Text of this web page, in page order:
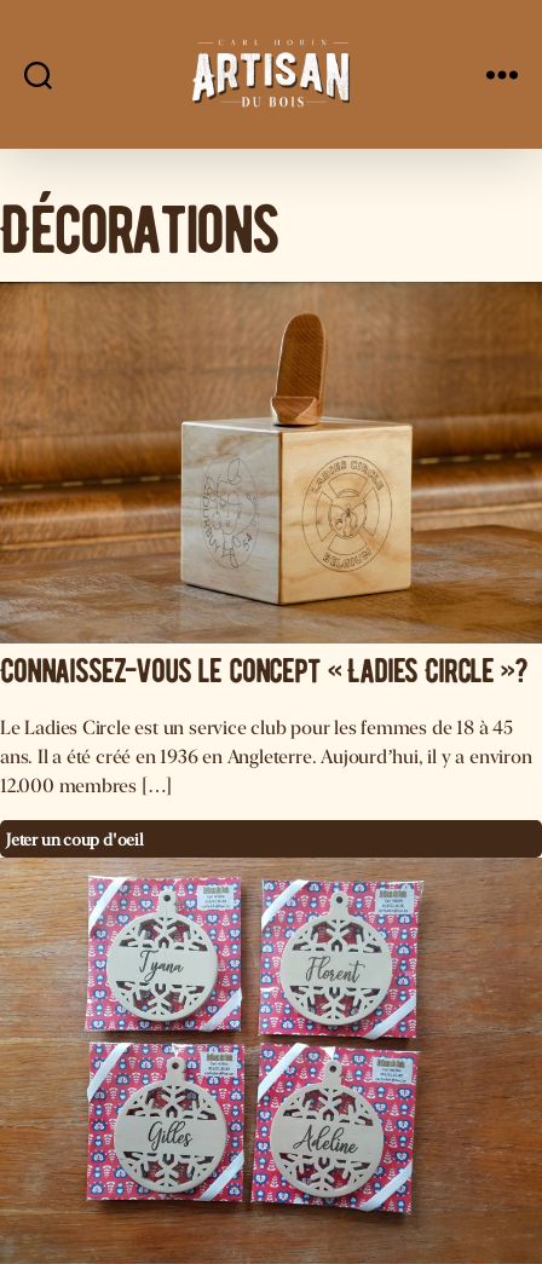
Décorations
Connaissez-vous le concept « Ladies Circle »?
Le Ladies Circle est un service club pour les femmes de 18 à 45
ans. Il a été créé en 1936 en Angleterre. Aujourd’hui, il y a environ
12.000 membres […]
Jeter un coup d'oeil